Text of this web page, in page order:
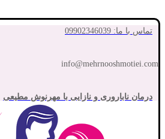
تماس با ما: 09902346039
info@mehrnooshmotiei.com
درمان ناباروری و نازایی با مهرنوش مطیعی